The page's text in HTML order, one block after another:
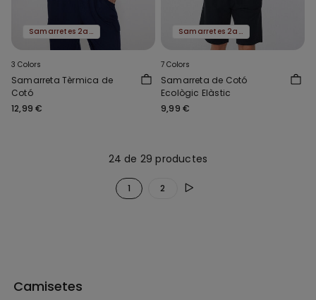
Samarretes 2a al -50%
3 Colors
Samarreta Tèrmica de
Cotó
12,99 €
Samarretes 2a al -50%
7 Colors
Samarreta de Cotó
Ecològic Elàstic
9,99 €
24 de 29 productes
1 2
Camisetes